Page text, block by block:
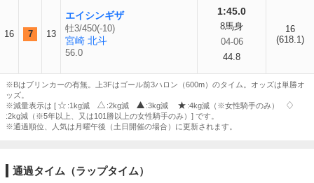
16 7 13
エイシンギザ
牡3/450(-10)
宮崎 北斗
56.0
1:45.0
8馬身
04-06
44.8
16
(618.1)
※Bはブリンカーの有無。上3Fはゴール前3ハロン（600m）のタイム。オッズは単勝オ
ッズ。
※減量表示は [
:1kg減 :2kg減 :3kg減
:4kg減（※女性騎手のみ）
:2kg減（※5年以上、又は101勝以上の女性騎手のみ）] です。
※通過順位、人気は月曜午後（土日開催の場合）に更新されます。
通過タイム（ラップタイム）